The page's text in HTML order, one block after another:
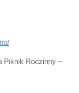
Piknik Rodzinny –